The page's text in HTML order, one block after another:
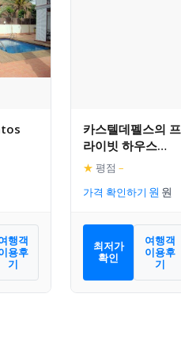
행객
용후
기
카스텔데펠스의 프
라이빗 하우스
(100m², 침실 4개,
프라이빗 욕실 2
★ 평점 –
가격 확인하기
최저가
확인
여행객
이용후
기